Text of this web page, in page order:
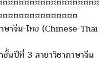
ษาจีน-ไทย (Chinese-Thai
นปีที่ 3 สาขาวิชาภาษาจีน